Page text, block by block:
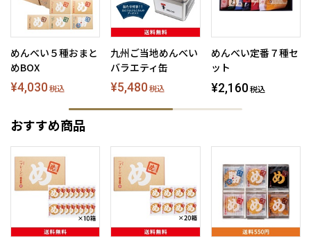
めんべい５種おまと
めBOX
¥4,030 税込
九州ご当地めんべい
バラエティ缶
¥5,480 税込
めんべい定番７種セ
ット
¥2,160 税込
おすすめ商品